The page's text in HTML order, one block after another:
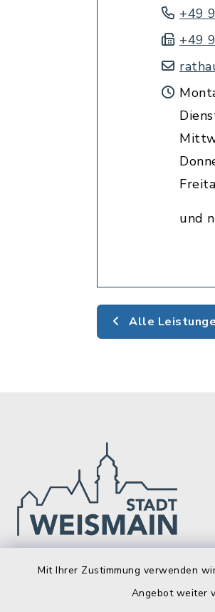
Mit Ihrer Zustimmung verwenden
Angebot weiter
+49
+49
und
Alle
Stadt Weismain